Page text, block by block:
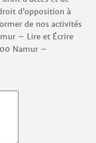
d’opposition à
de nos activités
– Lire et Écrire
Namur –